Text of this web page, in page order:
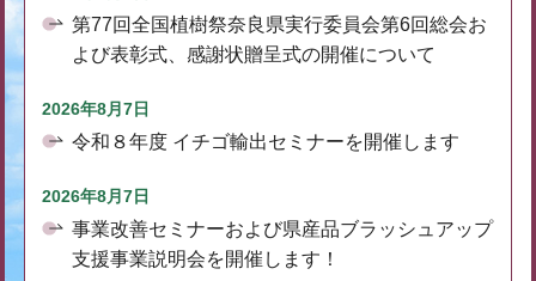
第77回全国植樹祭奈良県実行委員会第6回総会お
よび表彰式、感謝状贈呈式の開催について
2026年8月7日
令和８年度 イチゴ輸出セミナーを開催します
2026年8月7日
事業改善セミナーおよび県産品ブラッシュアップ
支援事業説明会を開催します！